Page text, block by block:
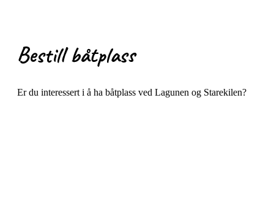
Bestill båtplass
Er du interessert i å ha båtplass ved Lagunen og Starekilen?